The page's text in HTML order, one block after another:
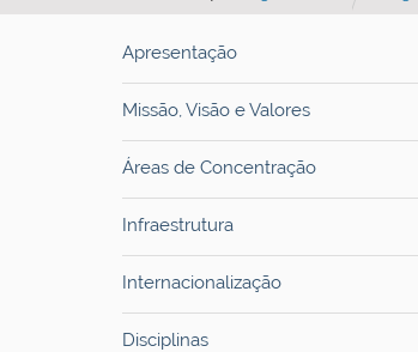
Apresentação
Missão, Visão e Valores
Áreas de Concentração
Infraestrutura
Internacionalização
Disciplinas